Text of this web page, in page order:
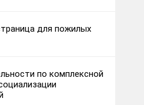
для пожилых
по комплексной